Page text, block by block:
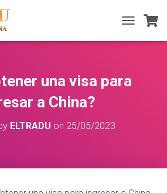
O
E
una visa para
a China?
ELTRADU on 25/05/2023